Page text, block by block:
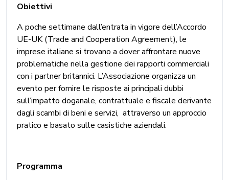
Obiettivi
A poche settimane dall’entrata in vigore dell’Accordo
UE-UK (Trade and Cooperation Agreement), le
imprese italiane si trovano a dover affrontare nuove
problematiche nella gestione dei rapporti commerciali
con i partner britannici. L’Associazione organizza un
evento per fornire le risposte ai principali dubbi
sull’impatto doganale, contrattuale e fiscale derivante
dagli scambi di beni e servizi, attraverso un approccio
pratico e basato sulle casistiche aziendali.
Programma